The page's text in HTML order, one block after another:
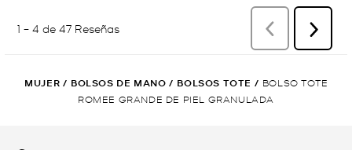
MUJER / BOLSOS DE MANO / BOLSOS TOTE / BOLSO TOTE
ROMEE GRANDE DE PIEL GRANULADA